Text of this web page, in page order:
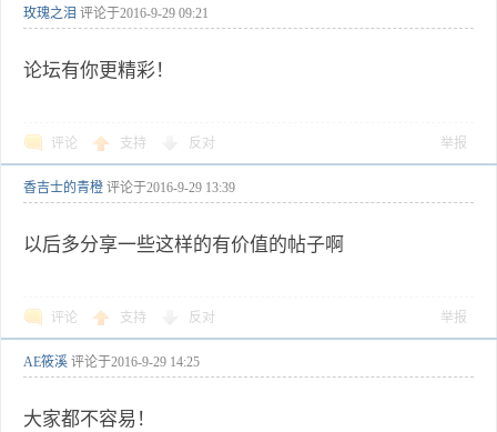
玫瑰之泪 评论于2016-9-29 09:21
论坛有你更精彩！
评论 支持 反对 举报
香吉士的青橙 评论于2016-9-29 13:39
以后多分享一些这样的有价值的帖子啊
评论 支持 反对 举报
AE筱溪 评论于2016-9-29 14:25
大家都不容易！